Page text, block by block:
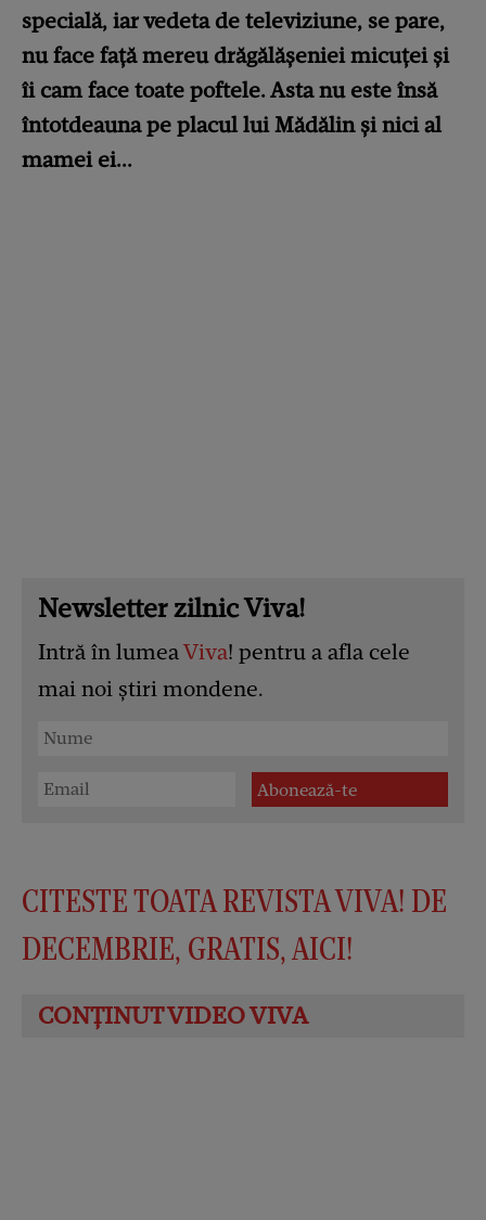
specială, iar vedeta de televiziune, se pare,
nu face față mereu drăgălășeniei micuței și
îi cam face toate poftele. Asta nu este însă
întotdeauna pe placul lui Mădălin și nici al
mamei ei...
Newsletter zilnic Viva!
Intră în lumeaViva! pentru a afla cele
mai noi știri mondene.
CITESTE TOATA REVISTA VIVA! DE
DECEMBRIE, GRATIS, AICI!